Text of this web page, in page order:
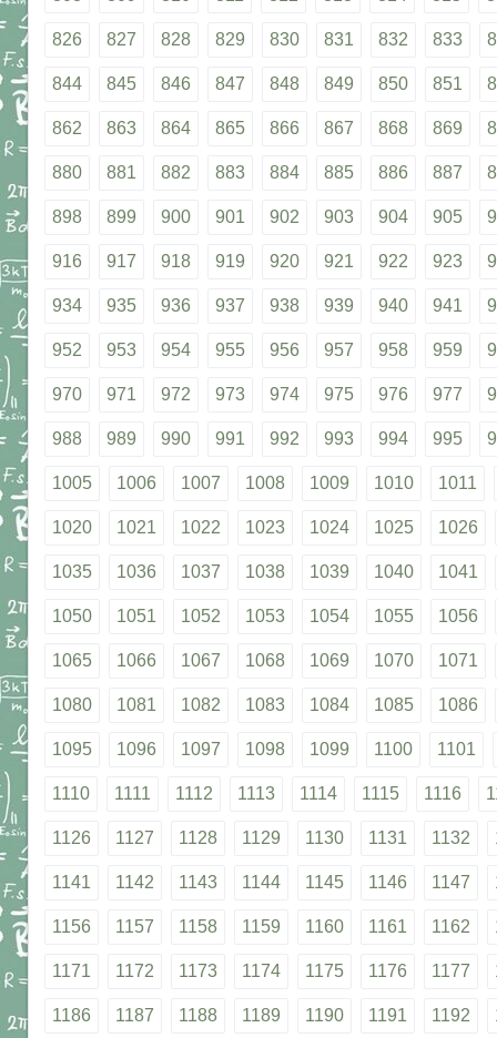
826 827 828 829 830 831 832 833
844 845 846 847 848 849 850 851
862 863 864 865 866 867 868 869
880 881 882 883 884 885 886 887
898 899 900 901 902 903 904 905
916 917 918 919 920 921 922 923
934 935 936 937 938 939 940 941
952 953 954 955 956 957 958 959
970 971 972 973 974 975 976 977
988 989 990 991 992 993 994 995
1005 1006 1007 1008 1009 1010 1011
1020 1021 1022 1023 1024 1025 1026
1035 1036 1037 1038 1039 1040 1041
1050 1051 1052 1053 1054 1055 1056
1065 1066 1067 1068 1069 1070 1071
1080 1081 1082 1083 1084 1085 1086
1095 1096 1097 1098 1099 1100 1101
1110 1111 1112 1113 1114 1115 1116
1126 1127 1128 1129 1130 1131 1132
1141 1142 1143 1144 1145 1146 1147
1156 1157 1158 1159 1160 1161 1162
1171 1172 1173 1174 1175 1176 1177
1186 1187 1188 1189 1190 1191 1192